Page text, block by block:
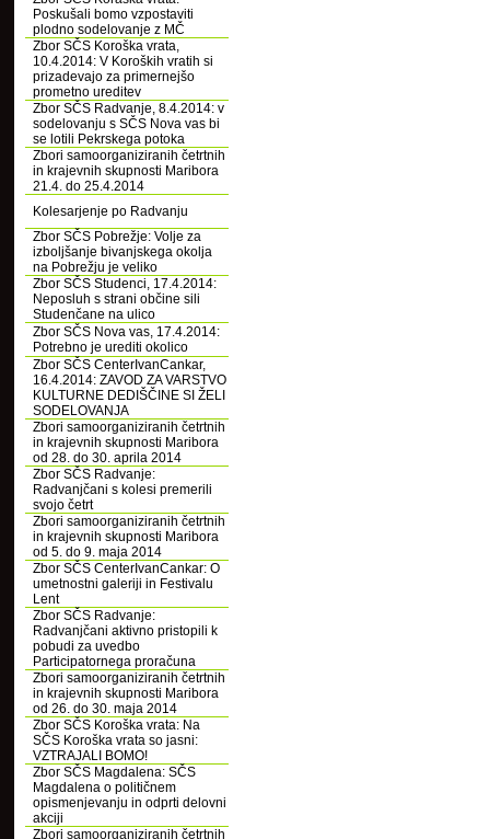
Poskušali bomo vzpostaviti
plodno sodelovanje z MČ
Zbor SČS Koroška vrata,
10.4.2014: V Koroških vratih si
prizadevajo za primernejšo
prometno ureditev
Zbor SČS Radvanje, 8.4.2014: v
sodelovanju s SČS Nova vas bi
se lotili Pekrskega potoka
Zbori samoorganiziranih četrtnih
in krajevnih skupnosti Maribora
21.4. do 25.4.2014
Kolesarjenje po Radvanju
Zbor SČS Pobrežje: Volje za
izboljšanje bivanjskega okolja
na Pobrežju je veliko
Zbor SČS Studenci, 17.4.2014:
Neposluh s strani občine sili
Studenčane na ulico
Zbor SČS Nova vas, 17.4.2014:
Potrebno je urediti okolico
Zbor SČS CenterIvanCankar,
16.4.2014: ZAVOD ZA VARSTVO
KULTURNE DEDIŠČINE SI ŽELI
SODELOVANJA
Zbori samoorganiziranih četrtnih
in krajevnih skupnosti Maribora
od 28. do 30. aprila 2014
Zbor SČS Radvanje:
Radvanjčani s kolesi premerili
svojo četrt
Zbori samoorganiziranih četrtnih
in krajevnih skupnosti Maribora
od 5. do 9. maja 2014
Zbor SČS CenterIvanCankar: O
umetnostni galeriji in Festivalu
Lent
Zbor SČS Radvanje:
Radvanjčani aktivno pristopili k
pobudi za uvedbo
Participatornega proračuna
Zbori samoorganiziranih četrtnih
in krajevnih skupnosti Maribora
od 26. do 30. maja 2014
Zbor SČS Koroška vrata: Na
SČS Koroška vrata so jasni:
VZTRAJALI BOMO!
Zbor SČS Magdalena: SČS
Magdalena o političnem
opismenjevanju in odprti delovni
akciji
Zbori samoorganiziranih četrtnih